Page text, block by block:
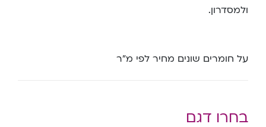
ולמסדרון.
על חומרים שונים מחיר לפי מ”ר
בחרו דגם